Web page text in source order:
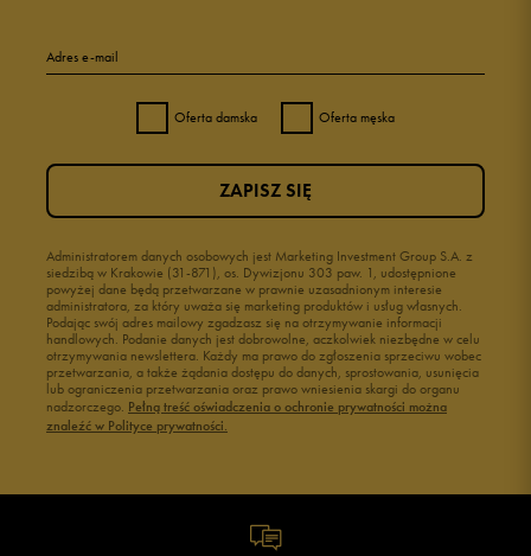
4 0%
1 0%
Jak zbieramy opinie?
Adres e-mail
Oferta damska Oferta męska
Administratorem danych osobowych jest Marketing Investment Group S.A. z
siedzibą w Krakowie (31-871), os. Dywizjonu 303 paw. 1, udostępnione
powyżej dane będą przetwarzane w prawnie uzasadnionym interesie
administratora, za który uważa się marketing produktów i usług własnych.
Podając swój adres mailowy zgadzasz się na otrzymywanie informacji
handlowych. Podanie danych jest dobrowolne, aczkolwiek niezbędne w celu
otrzymywania newslettera. Każdy ma prawo do zgłoszenia sprzeciwu wobec
przetwarzania, a także żądania dostępu do danych, sprostowania, usunięcia
lub ograniczenia przetwarzania oraz prawo wniesienia skargi do organu
nadzorczego. Pełną treść oświadczenia o ochronie prywatności można
znaleźć w Polityce prywatności.
ZAPISZ SIĘ